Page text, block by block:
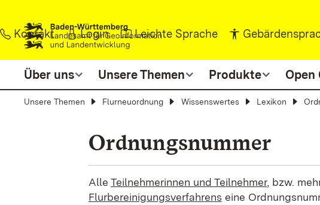
Kontakt Login Leichte Sprache
Über uns Unsere Themen Produkte Open
Unsere Themen Flurneuordnung Wissenswertes Lexikon
Ordnungsnummer
Alle Teilnehmerinnen und Teilnehmer, bzw.
Flurbereinigungsverfahrens eine